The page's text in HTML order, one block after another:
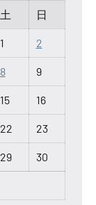
土 日
1 2
8 9
15 16
22 23
29 30